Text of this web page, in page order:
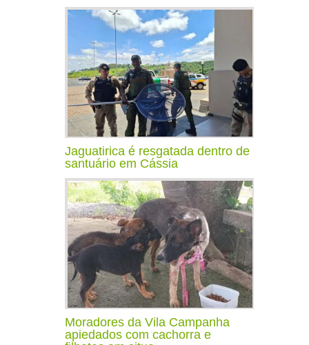
Jaguatirica é resgatada dentro de
santuário em Cássia
Moradores da Vila Campanha
apiedados com cachorra e